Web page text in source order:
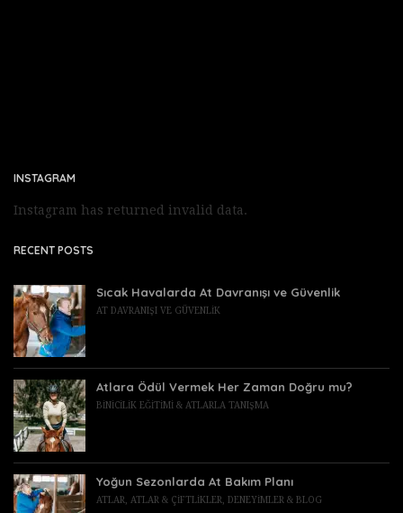
INSTAGRAM
Instagram has returned invalid data.
RECENT POSTS
Sıcak Havalarda At Davranışı ve Güvenlik
AT DAVRANIŞI VE GÜVENLIK
Atlara Ödül Vermek Her Zaman Doğru mu?
BINICILIK EĞITIMI & ATLARLA TANIŞMA
Yoğun Sezonlarda At Bakım Planı
ATLAR ATLAR & ÇIFTLIKLER DENEYIMLER & BLOG